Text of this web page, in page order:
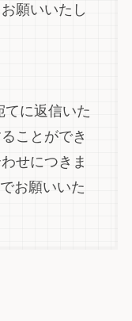
願いいたし
てに返信いた
ことができ
せにつきま
お願いいた